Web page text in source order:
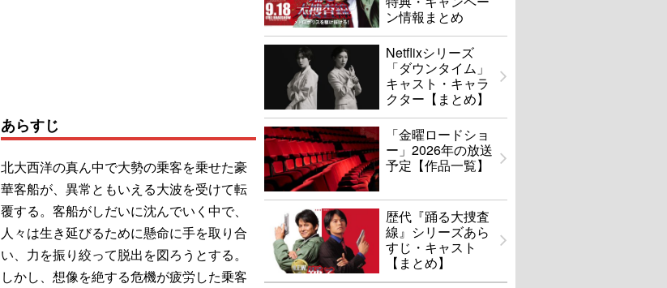
あらすじ
北大西洋の真ん中で大勢の乗客を乗せた豪
華客船が、異常ともいえる大波を受けて転
覆する。客船がしだいに沈んでいく中で、
人々は生き延びるために懸命に手を取り合
い、力を振り絞って脱出を図ろうとする。
しかし、想像を絶する危機が疲労した乗客
ン情報まとめ
Netflixシリーズ
「ダウンタイム」
キャスト・キャラ
クター【まとめ】
「金曜ロードショ
ー」2026年の放送
予定【作品一覧】
歴代『踊る大捜査
線』シリーズあら
すじ・キャスト
【まとめ】